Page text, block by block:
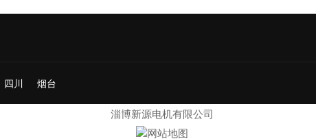
四川 烟台
淄博新源电机有限公司
网站地图